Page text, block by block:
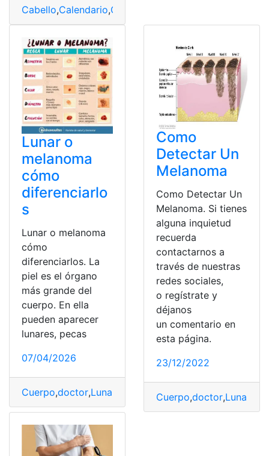
Cabello,Calendario,Corte
Lunar o
melanoma
cómo
diferenciarlo
s
Lunar o melanoma
cómo
diferenciarlos. La
piel es el órgano
más grande del
cuerpo. En ella
pueden aparecer
lunares, pecas
07/04/2026
Cuerpo,doctor,Lunar Revisión
Como
Detectar Un
Melanoma
Como Detectar Un
Melanoma. Si tienes
alguna inquietud
recuerda
contactarnos a
través de nuestras
redes sociales,
o regístrate y
déjanos
un comentario en
esta página.
23/12/2022
Cuerpo,doctor,Lunar